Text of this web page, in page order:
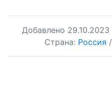
Добавлено 29.10.2023
Страна: Россия /